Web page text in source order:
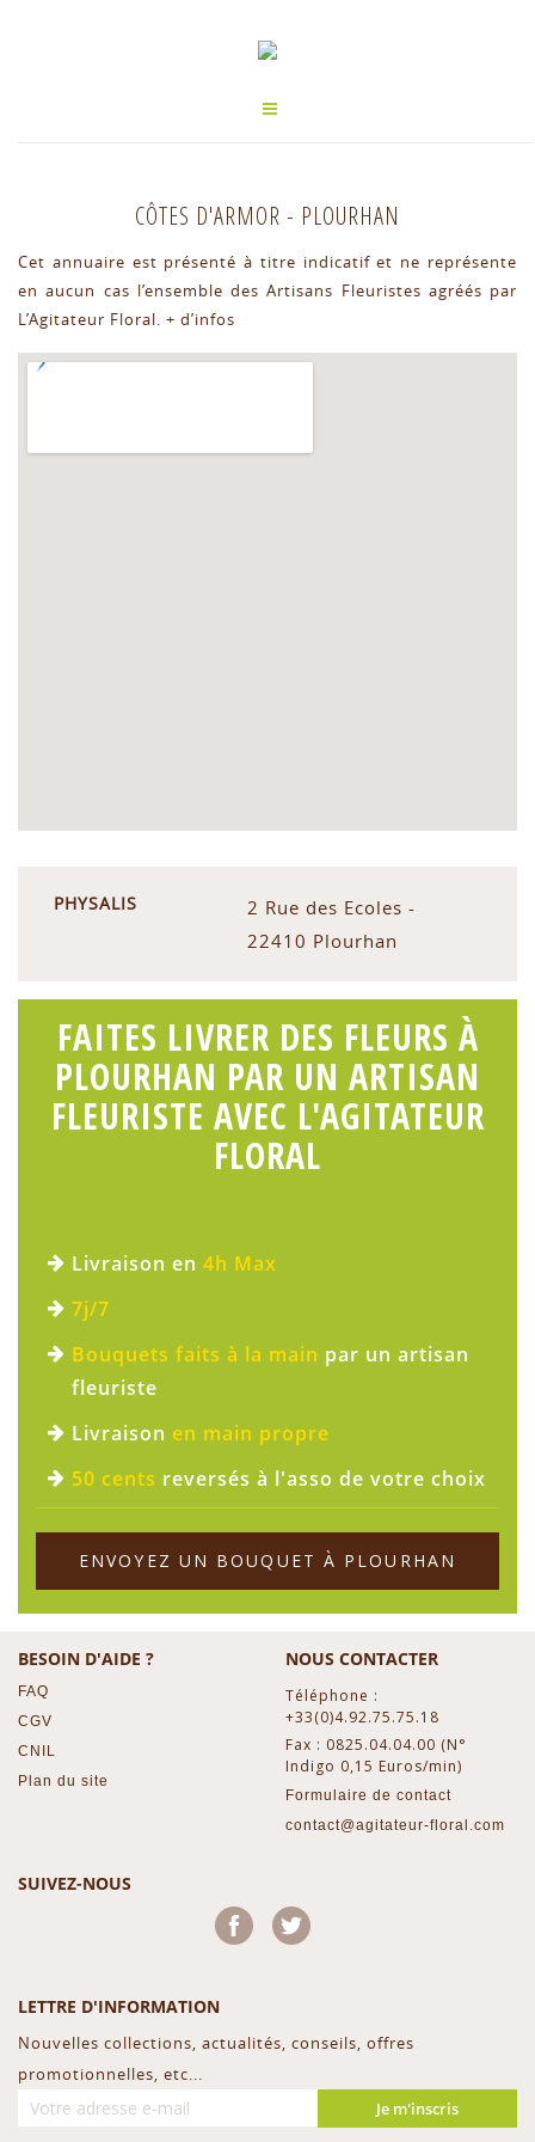
CÔTES D'ARMOR - PLOURHAN
Cet annuaire est présenté à titre indicatif et ne représente
en aucun cas l’ensemble des Artisans Fleuristes agréés par
L’Agitateur Floral. + d’infos
PHYSALIS
2 Rue des Ecoles -
22410 Plourhan
FAITES LIVRER DES FLEURS À
PLOURHAN PAR UN ARTISAN
FLEURISTE AVEC L'AGITATEUR
FLORAL
Livraison en 4h Max
7j/7
Bouquets faits à la main par un artisan
fleuriste
Livraison en main propre
50 cents reversés à l'asso de votre choix
ENVOYEZ UN BOUQUET À PLOURHAN
BESOIN D'AIDE ?
FAQ
CGV
CNIL
Plan du site
NOUS CONTACTER
Téléphone :
+33(0)4.92.75.75.18
Fax : 0825.04.04.00 (N°
Indigo 0,15 Euros/min)
Formulaire de contact
contact@agitateur-floral.com
SUIVEZ-NOUS
Facebook
LETTRE D'INFORMATION
Nouvelles collections, actualités, conseils, offres
promotionnelles, etc...
Je m'inscris